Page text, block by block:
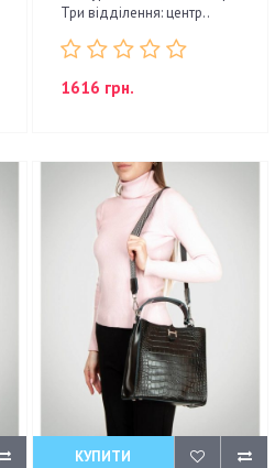
Три відділення: центр..
1616 грн.
КУПИТИ